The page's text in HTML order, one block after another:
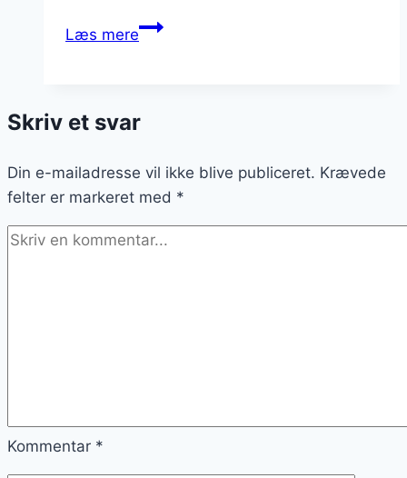
Læs mereBlomkålssuppe
dild
Skriv et svar
Din e-mailadresse vil ikke blive publiceret. Krævede
felter er markeret med *
Kommentar *